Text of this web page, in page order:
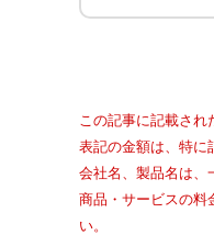
この記事に記載され
表記の金額は、特に
会社名、製品名は、
商品・サービスの料
い。